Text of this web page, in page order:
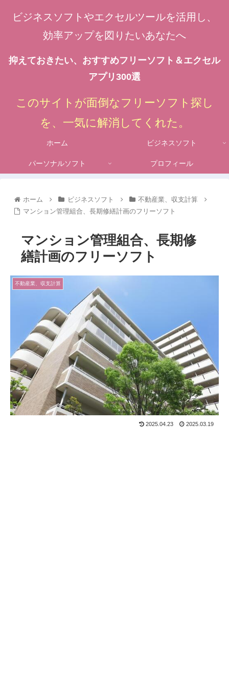
ビジネスソフトやエクセルツールを活用し、
効率アップを図りたいあなたへ
抑えておきたい、おすすめフリーソフト＆エクセル
アプリ300選
このサイトが面倒なフリーソフト探し
を、一気に解消してくれた。
ホーム ビジネスソフト
パーソナルソフト プロフィール
ホーム ビジネスソフト
不動産業、収支計算
マンション管理組合、長期修繕計画のフリーソフト
マンション管理組合、長期修
繕計画のフリーソフト
不動産業、収支計算
2025.04.23 2025.03.19